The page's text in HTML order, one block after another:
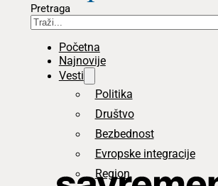
Pretraga
Početna
Najnovije
Vesti
Politika
Društvo
Bezbednost
Evropske integracije
Region